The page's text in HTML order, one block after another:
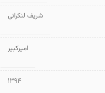
شریف لنکرانی
امیرکبیر
1394